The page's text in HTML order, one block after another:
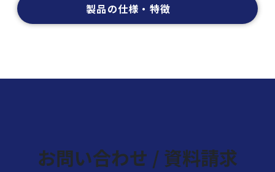
製品の仕様・特徴
お問い合わせ / 資料請求